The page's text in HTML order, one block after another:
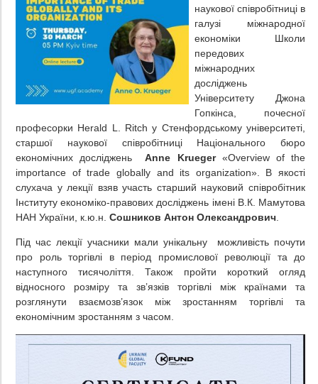
наукової співробітниці в
галузі міжнародної
економіки Школи
передових
міжнародних
досліджень
Університету Джона
Гопкінса, почесної
професорки Herald L. Ritch у Стенфордському університеті,
старшої наукової співробітниці Національного бюро
економічних дослідженьAnne Krueger«Overview of the
importance of trade globally and its organization». В якості
слухача у лекції взяв участь старший науковий співробітник
Інституту економіко-правових досліджень імені В.К. Мамутова
НАН України, к.ю.н. Сошников Антон Олександрович
Під час лекції учасники мали унікальну можливість почути
про роль торгівлі в період промислової революції та до
наступного тисячоліття. Також пройти короткий огляд
відносного розміру та зв’язків торгівлі між країнами та
розглянути взаємозв’язок між зростанням торгівлі та
економічним зростанням з часом.